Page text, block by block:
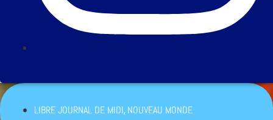
LIBRE JOURNAL DE MIDI,NOUVEAU MONDE